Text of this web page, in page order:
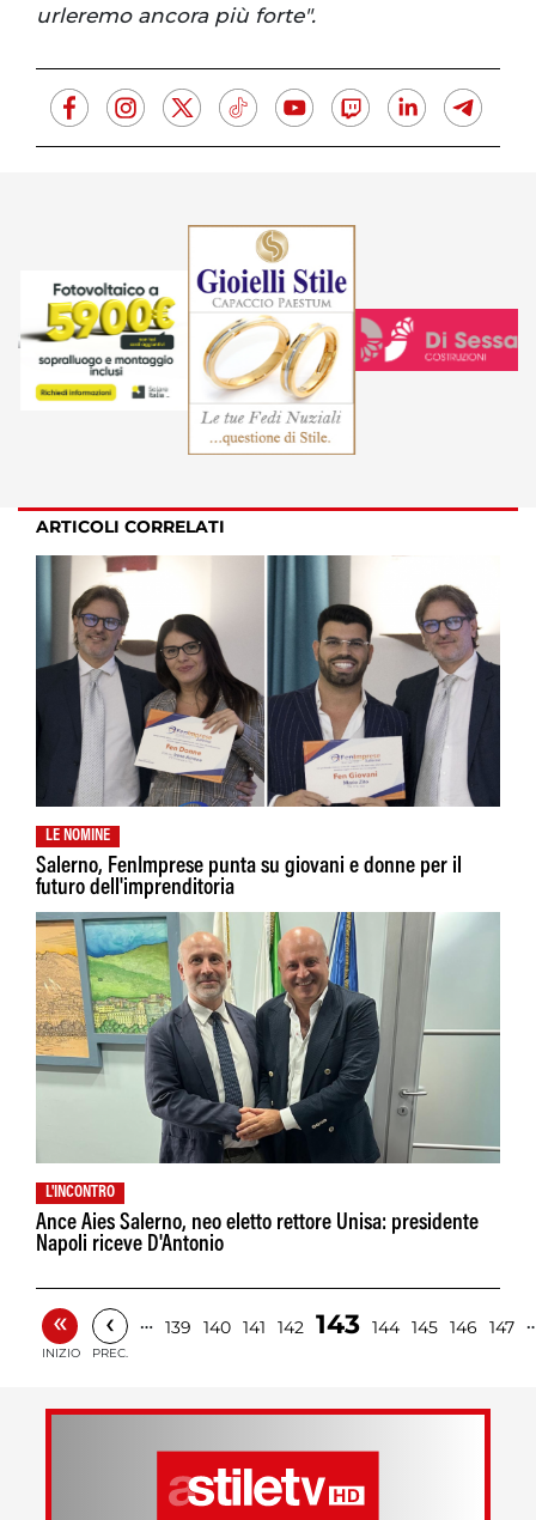
urleremo ancora più forte".
ARTICOLI CORRELATI
LE NOMINE
Salerno, FenImprese punta su giovani e donne per il
futuro dell'imprenditoria
L'INCONTRO
Ance Aies Salerno, neo eletto rettore Unisa: presidente
Napoli riceve D'Antonio
«
INIZIO
‹
PREC.
… 139 140 141 142 143 144 145 146 147